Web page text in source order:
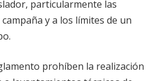
particularmente las
y a los límites de un
prohíben la realización